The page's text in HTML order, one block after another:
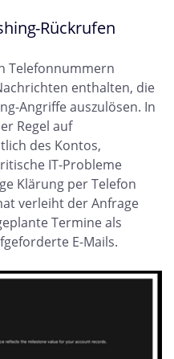
Rückrufen
Telefonnummern
enthalten, die
Angriffe auszulösen. In
Regel auf
des Kontos,
IT-Probleme
Klärung per Telefon
verleiht der Anfrage
Termine als
E-Mails.